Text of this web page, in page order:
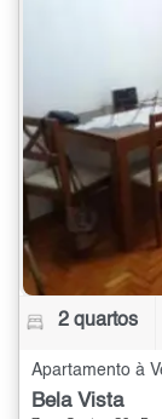
2 quartos
Apartamento à
Bela Vista